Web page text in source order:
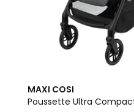
MAXI COSI
Poussette Ultra
3,7
/ 5
4
Couleurs